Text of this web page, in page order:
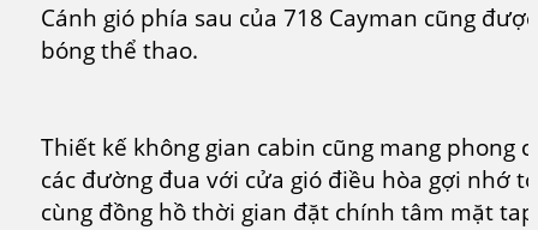
Cánh gió phía sau của 718 Cayman cũng
bóng thể thao.
Thiết kế không gian cabin cũng mang phong
các đường đua với cửa gió điều hòa gợi nhớ
cùng đồng hồ thời gian đặt chính tâm mặt